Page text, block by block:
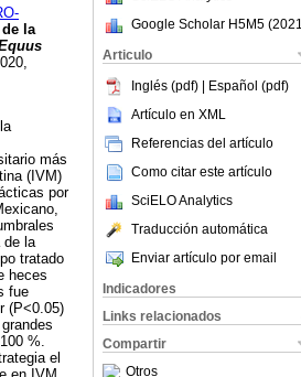
Google Scholar H5M5 (2021
Articulo
Inglés (pdf) | Español (pdf)
Artículo en XML
Referencias del artículo
Como citar este artículo
SciELO Analytics
Traducción automática
Enviar artículo por email
Indicadores
Links relacionados
Compartir
Otros
la
más
(IVM)
por
de la
tratado
heces
fue
(P<0.05)
%.
el